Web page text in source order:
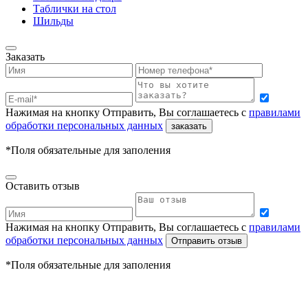
Таблички на стол
Шильды
Заказать
Нажимая на кнопку Отправить, Вы соглашаетесь с правилами
обработки персональных данных
заказать
*Поля обязательные для заполения
Оставить отзыв
Нажимая на кнопку Отправить, Вы соглашаетесь с правилами
обработки персональных данных
Отправить отзыв
*Поля обязательные для заполения